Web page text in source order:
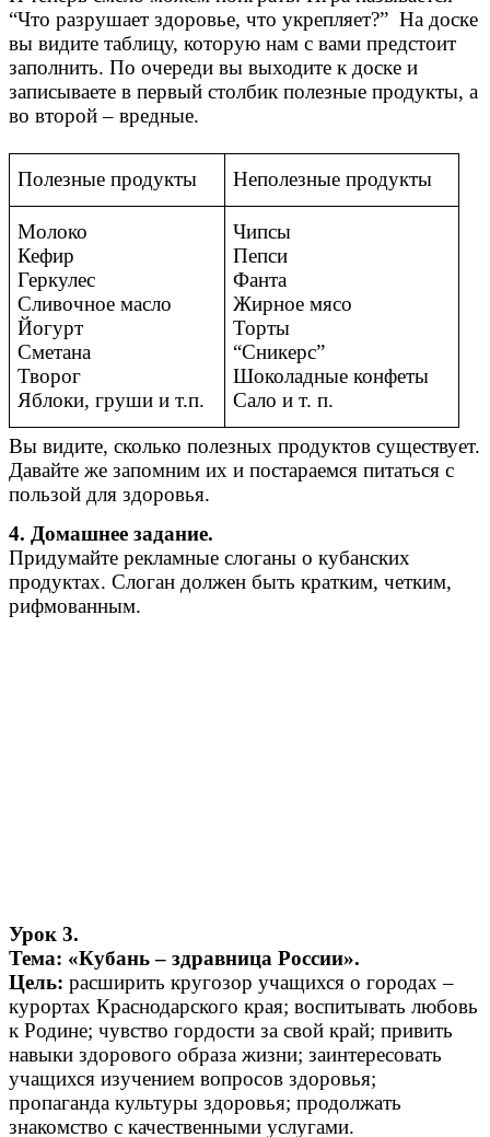
“Что разрушает здоровье, что укрепляет?” На доске
вы видите таблицу, которую нам с вами предстоит
заполнить. По очереди вы выходите к доске и
записываете в первый столбик полезные продукты, а
во второй – вредные.
Полезные продукты Неполезные продукты
Молоко
Кефир
Геркулес
Сливочное масло
Йогурт
Сметана
Творог
Яблоки, груши и т.п.
Чипсы
Пепси
Фанта
Жирное мясо
Торты
“Сникерс”
Шоколадные конфеты
Сало и т. п.
Вы видите, сколько полезных продуктов существует.
Давайте же запомним их и постараемся питаться с
пользой для здоровья.
4. Домашнее задание.
Придумайте рекламные слоганы о кубанских
продуктах. Слоган должен быть кратким, четким,
рифмованным.
Урок 3.
Тема: «Кубань – здравница России».
Цель: расширить кругозор учащихся о городах –
курортах Краснодарского края; воспитывать любовь
к Родине; чувство гордости за свой край; привить
навыки здорового образа жизни; заинтересовать
учащихся изучением вопросов здоровья;
пропаганда культуры здоровья; продолжать
знакомство с качественными услугами.